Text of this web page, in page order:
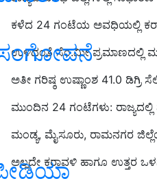
ಕಳೆದ 24 ಗಂಟೆಯ ಅವಧಿಯಲ್ಲಿ
ಉಳಿದಂತೆ ಸೆಂ.ಮೀ ಪ್ರಮಾಣದಲ್ಲಿ ಮಳೆ
ಅತೀ ಗರಿಷ್ಠ ಉಷ್ಣಾಂಶ 41.0
ಮುಂದಿನ 24 ಗಂಟೆಗಳು:
ಮಂಡ್ಯ, ಮೈಸೂರು, ರಾಮನಗರ
ಅಲ್ಲದೇ ಕರಾವಳಿ ಹಾಗೂ ಉತ್ತರ